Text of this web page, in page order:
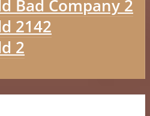
Bad Company 2
2142
2